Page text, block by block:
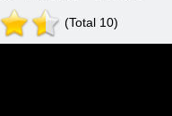
(Total 10)